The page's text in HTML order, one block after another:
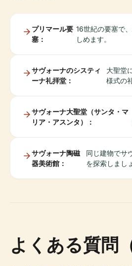
プリマール要
塞：
16世紀の要塞で
しめます。
サヴォーナのシスティ
ーナ礼拝堂：
大聖堂
様式の
サヴォーナ大聖堂（サンタ・マ
リア・アスンタ）：
サヴォーナ陶磁
器美術館：
同じ建物でサ
を探索しまし
よくある質問